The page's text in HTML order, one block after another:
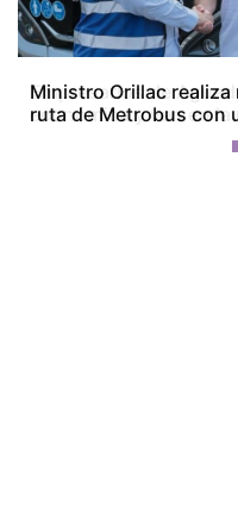
Empresarios de
económica y ven en la